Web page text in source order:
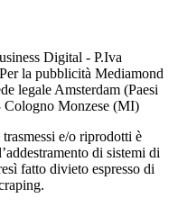
Digital - P.Iva
la pubblicità Mediamond
legale Amsterdam (Paesi
Monzese (MI)
e/o riprodotti è
di sistemi di
fatto divieto espresso di